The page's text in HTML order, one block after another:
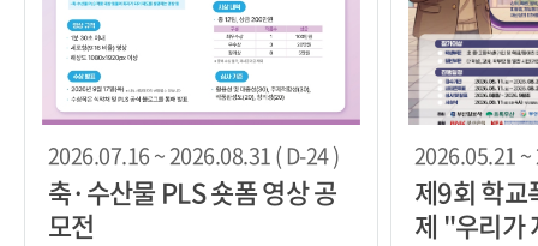
2026.07.16 ~ 2026.08.31 ( D-24 )
축·수산물 PLS 숏폼 영상 공
모전
2026.05.21 ~
제9회 학교
제 "우리가